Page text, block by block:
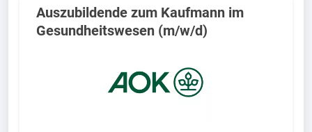
Auszubildende zum Kaufmann im
Gesundheitswesen (m/w/d)